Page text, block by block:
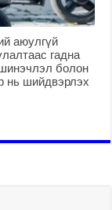
аюулгүй
гадна
болон
нь шийдвэрлэх